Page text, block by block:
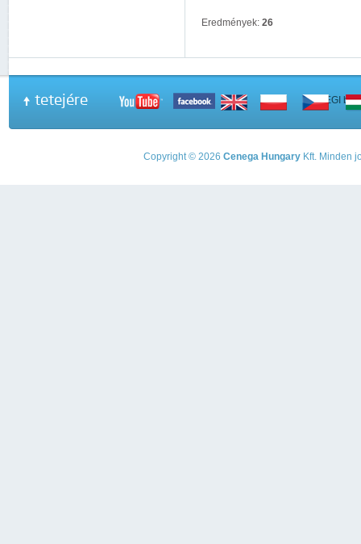
Eredmények: 26
tetejére A PEGI
Copyright © 2026 Cenega Hungary Kft. Minden